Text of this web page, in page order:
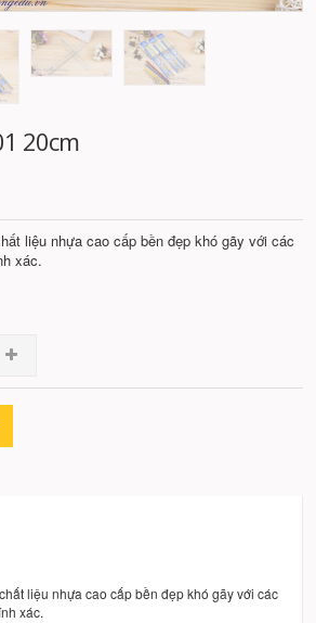
20cm
liệu nhựa cao cấp bền đẹp khó gãy với các
xác.
liệu nhựa cao cấp bền đẹp khó gãy với các
xác.